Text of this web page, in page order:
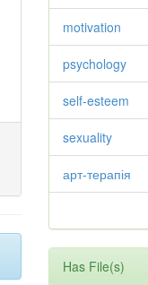
motivation
psychology
self-esteem
sexuality
арт-терапія
Has File(s)